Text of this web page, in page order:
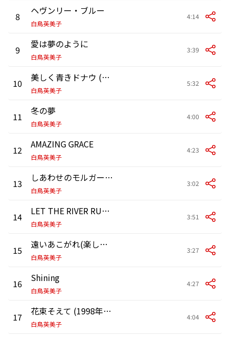
8 ヘヴンリー・ブルー
白鳥英美子
4:14
9 愛は夢のように
白鳥英美子
3:39
10 美しく青きドナウ (ヨハン・シュトラウス「美しく青きドナウ」より)
白鳥英美子
5:32
11 冬の夢
白鳥英美子
4:00
12 AMAZING GRACE
白鳥英美子
4:23
13 しあわせのモルガーネ (楽しいムーミン一家 ムーミン谷の彗星)
白鳥英美子
3:02
14 LET THE RIVER RUN (TBS系ドラマ「HOTEL」主題歌)
白鳥英美子
3:51
15 遠いあこがれ(楽しいムーミン一家)
白鳥英美子
3:27
16 Shining
白鳥英美子
4:27
17 花束そえて (1998年長野冬季オリンピックコールソング)
白鳥英美子
4:04